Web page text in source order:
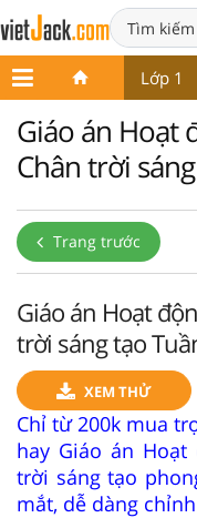
Lớp 1
Giáo án Hoạt
Chân trời
Trang trước
Giáo án Hoạt
trời sáng tạo
XEM THỬ
Chỉ từ 200k mua
hay Giáo án
trời sáng tạo
mắt, dễ dàng